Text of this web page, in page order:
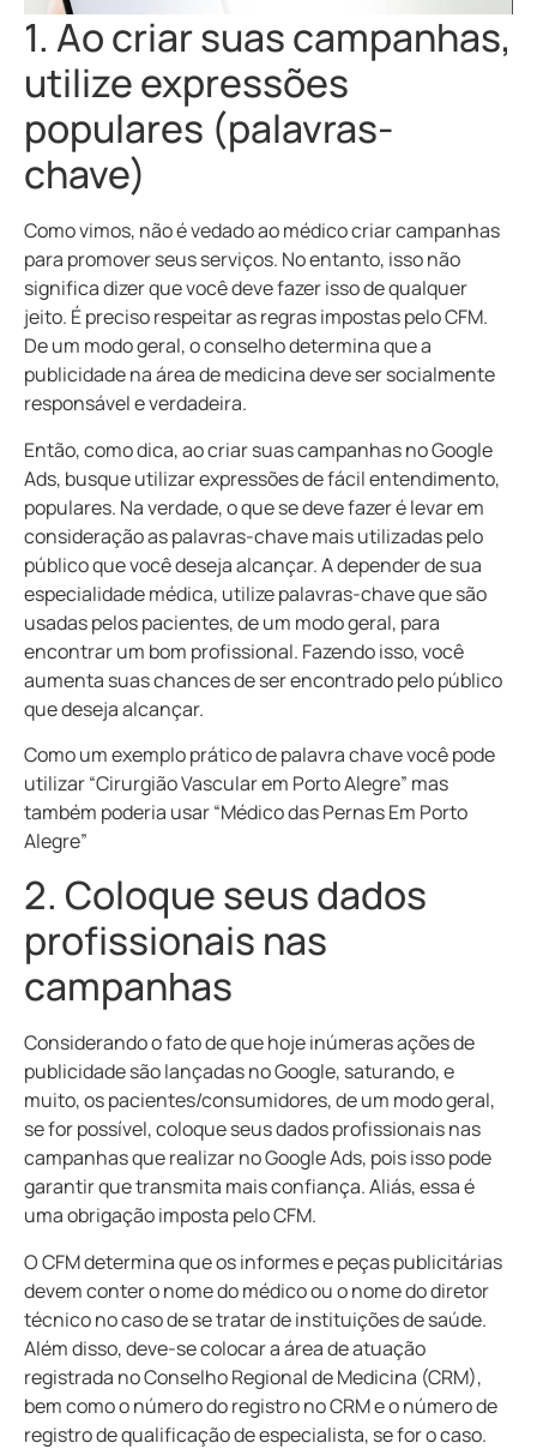
1. Ao criar suas campanhas,
utilize expressões
populares (palavras-
chave)
Como vimos, não é vedado ao médico criar campanhas
para promover seus serviços. No entanto, isso não
significa dizer que você deve fazer isso de qualquer
jeito. É preciso respeitar as regras impostas pelo CFM.
De um modo geral, o conselho determina que a
publicidade na área de medicina deve ser socialmente
responsável e verdadeira.
Então, como dica, ao criar suas campanhas no Google
Ads, busque utilizar expressões de fácil entendimento,
populares. Na verdade, o que se deve fazer é levar em
consideração as palavras-chave mais utilizadas pelo
público que você deseja alcançar. A depender de sua
especialidade médica, utilize palavras-chave que são
usadas pelos pacientes, de um modo geral, para
encontrar um bom profissional. Fazendo isso, você
aumenta suas chances de ser encontrado pelo público
que deseja alcançar.
Como um exemplo prático de palavra chave você pode
utilizar “Cirurgião Vascular em Porto Alegre” mas
também poderia usar “Médico das Pernas Em Porto
Alegre”
2. Coloque seus dados
profissionais nas
campanhas
Considerando o fato de que hoje inúmeras ações de
publicidade são lançadas no Google, saturando, e
muito, os pacientes/consumidores, de um modo geral,
se for possível, coloque seus dados profissionais nas
campanhas que realizar no Google Ads, pois isso pode
garantir que transmita mais confiança. Aliás, essa é
uma obrigação imposta pelo CFM.
O CFM determina que os informes e peças publicitárias
devem conter o nome do médico ou o nome do diretor
técnico no caso de se tratar de instituições de saúde.
Além disso, deve-se colocar a área de atuação
registrada no Conselho Regional de Medicina (CRM),
bem como o número do registro no CRM e o número de
registro de qualificação de especialista, se for o caso.